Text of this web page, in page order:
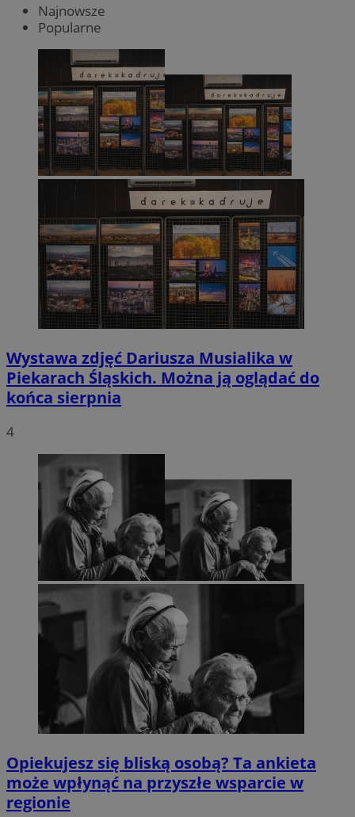
Najnowsze
Popularne
Wystawa zdjęć Dariusza Musialika w
Piekarach Śląskich. Można ją oglądać do
końca sierpnia
4
Opiekujesz się bliską osobą? Ta ankieta
może wpłynąć na przyszłe wsparcie w
regionie